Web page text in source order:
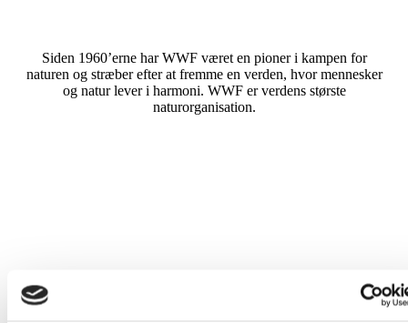
Siden 1960’erne har WWF været en pioner i kampen for
naturen og stræber efter at fremme en verden, hvor mennesker
og natur lever i harmoni. WWF er verdens største
naturorganisation.